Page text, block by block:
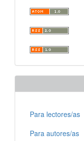
Para lectores/as
Para autores/as